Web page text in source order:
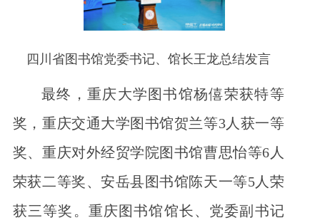
四川省图书馆党委书记、馆长王龙总结发言
最终，重庆大学图书馆杨僖荣获特等
奖，重庆交通大学图书馆贺兰等3人获一等
奖、重庆对外经贸学院图书馆曹思怡等6人
荣获二等奖、安岳县图书馆陈天一等5人荣
获三等奖。重庆图书馆馆长、党委副书记